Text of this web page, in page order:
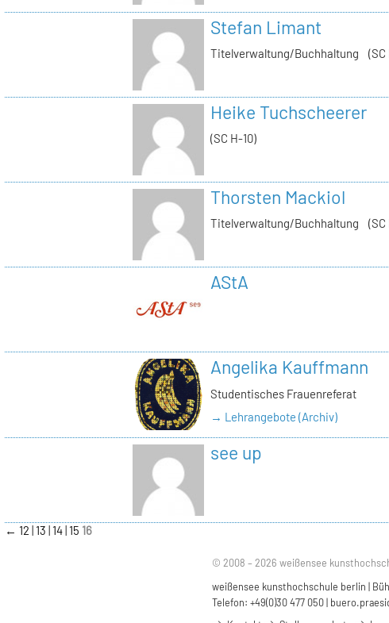
Stefan Limant
Titelverwaltung/Buchhaltung (SC
Heike Tuchscheerer
(SC H-10)
Thorsten Mackiol
Titelverwaltung/Buchhaltung (SC
AStA
Angelika Kauffmann
Studentisches Frauenreferat
→ Lehrangebote (Archiv)
see up
← 12 13 14 15 16
© 2008 – 2026 weißensee
weißensee kunsthochschule berlin |
Telefon: +49(0)30 477 050 |